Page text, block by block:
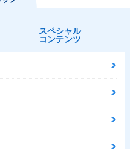
スペシャル
コンテンツ